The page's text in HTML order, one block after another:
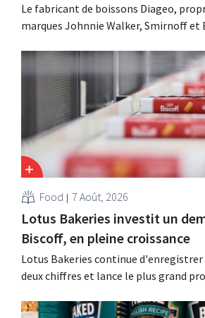
Le fabricant de boissons Diageo,
marques Johnnie Walker, Smirnoff et
considérablement ses coûts tout en
croissance, notamment pour
prêts à boire.
Food 7 Août, 2026
Lotus Bakeries investit un
Biscoff, en pleine croissance
Lotus Bakeries continue d'enregistrer
deux chiffres et lance le plus grand
capacité de production de Biscoff : «